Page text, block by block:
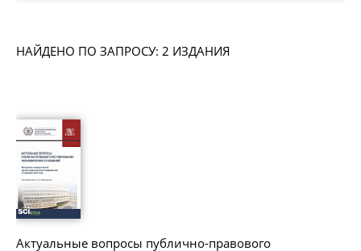
НАЙДЕНО ПО ЗАПРОСУ: 2 ИЗДАНИЯ
Актуальные вопросы публично-правового